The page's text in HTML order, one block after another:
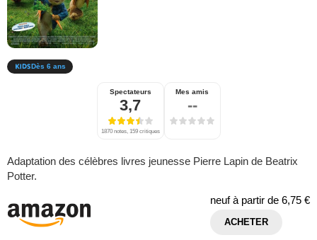
Dès 6 ans
Spectateurs
3,7
1870 notes, 159 critiques
Mes amis
--
Adaptation des célèbres livres jeunesse Pierre Lapin de Beatrix
Potter.
neuf à partir de 6,75 €
ACHETER